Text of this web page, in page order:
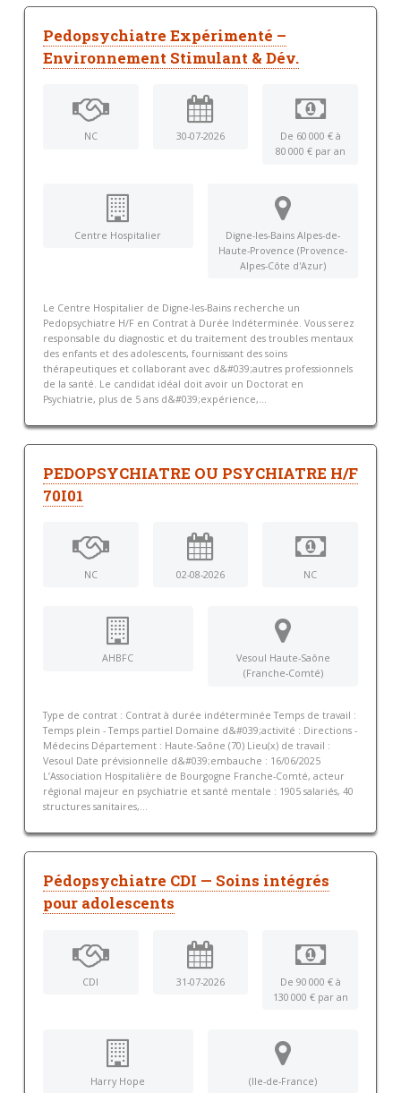
Pedopsychiatre Expérimenté –
Environnement Stimulant & Dév.
NC 30-07-2026
De 60 000 € à
80 000 € par an
Centre Hospitalier
Digne-les-Bains Alpes-de-
Haute-Provence (Provence-
Alpes-Côte d'Azur)
Le Centre Hospitalier de Digne-les-Bains recherche un
Pedopsychiatre H/F en Contrat à Durée Indéterminée. Vous serez
responsable du diagnostic et du traitement des troubles mentaux
des enfants et des adolescents, fournissant des soins
thérapeutiques et collaborant avec d&#039;autres professionnels
de la santé. Le candidat idéal doit avoir un Doctorat en
Psychiatrie, plus de 5 ans d&#039;expérience,...
PEDOPSYCHIATRE OU PSYCHIATRE H/F
70I01
NC 02-08-2026 NC
AHBFC
Vesoul Haute-Saône
(Franche-Comté)
Type de contrat : Contrat à durée indéterminée Temps de travail :
Temps plein - Temps partiel Domaine d&#039;activité : Directions -
Médecins Département : Haute-Saône (70) Lieu(x) de travail :
Vesoul Date prévisionnelle d&#039;embauche : 16/06/2025
L’Association Hospitalière de Bourgogne Franche-Comté, acteur
régional majeur en psychiatrie et santé mentale : 1905 salariés, 40
structures sanitaires,...
Pédopsychiatre CDI — Soins intégrés
pour adolescents
CDI 31-07-2026
De 90 000 € à
130 000 € par an
Harry Hope (Ile-de-France)